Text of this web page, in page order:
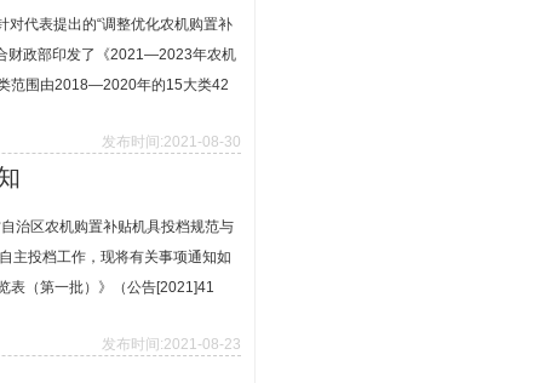
对代表提出的“调整优化农机购置补
财政部印发了《2021—2023年农机
范围由2018—2020年的15大类42
发布时间:2021-08-30
治区农机购置补贴机具投档规范与
主投档工作，现将有关事项通知如
（第一批）》（公告[2021]41
发布时间:2021-08-23